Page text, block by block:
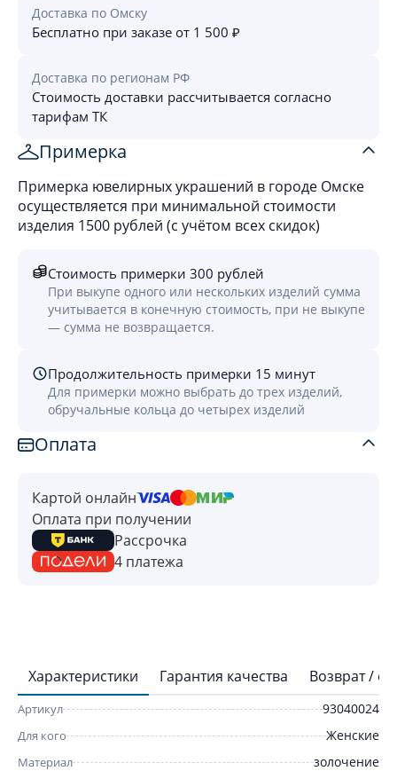
Доставка по Омску
Бесплатно при заказе от 1 500 ₽
Доставка по регионам РФ
Стоимость доставки рассчитывается согласно
тарифам ТК
Примерка
Примерка ювелирных украшений в городе Омске
осуществляется при минимальной стоимости
изделия 1500 рублей (с учётом всех скидок)
Стоимость примерки 300 рублей
При выкупе одного или нескольких изделий сумма
учитывается в конечную стоимость, при не выкупе
— сумма не возвращается.
Продолжительность примерки 15 минут
Для примерки можно выбрать до трех изделий,
обручальные кольца до четырех изделий
Оплата
Картой онлайн
Оплата при получении
Рассрочка
4 платежа
Характеристики Гарантия качества Возврат /
Артикул 93040024
Для кого Женские
Материал золочение